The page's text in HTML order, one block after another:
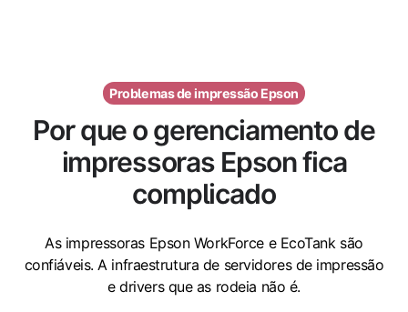
Problemas de impressão Epson
Por que o gerenciamento de
impressoras Epson fica
complicado
As impressoras Epson WorkForce e EcoTank são
confiáveis. A infraestrutura de servidores de impressão
e drivers que as rodeia não é.